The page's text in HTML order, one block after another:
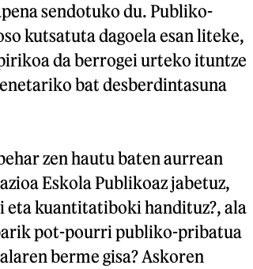
sendotuko du. Publiko-
kutsatuta dagoela esan liteke,
da berrogei urteko ituntze
bat desberdintasuna
zen hautu baten aurrean
Eskola Publikoaz jabetuz,
kuantitatiboki handituz?, ala
pot-pourri publiko-pribatua
berme gisa? Askoren